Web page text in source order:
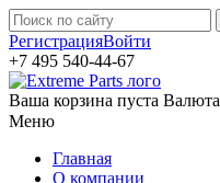
РегистрацияВойти
+7 495 540-44-67
Ваша корзина пуста Валюта
Меню
Главная
О компании